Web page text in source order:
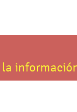
la